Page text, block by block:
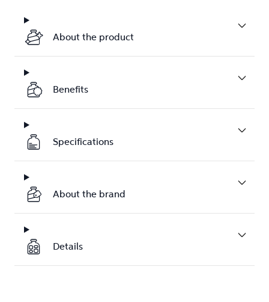
About the product
Benefits
Specifications
About the brand
Details